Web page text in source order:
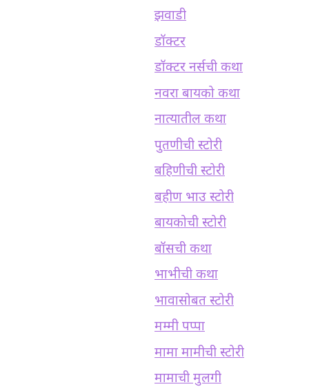
झवाडी
डॉक्टर
डॉक्टर नर्सची कथा
नवरा बायको कथा
नात्यातील कथा
पुतणीची स्टोरी
बहिणीची स्टोरी
बहीण भाउ स्टोरी
बायकोची स्टोरी
बॉसची कथा
भाभीची कथा
भावासोबत स्टोरी
मम्मी पप्पा
मामा मामीची स्टोरी
मामाची मुलगी